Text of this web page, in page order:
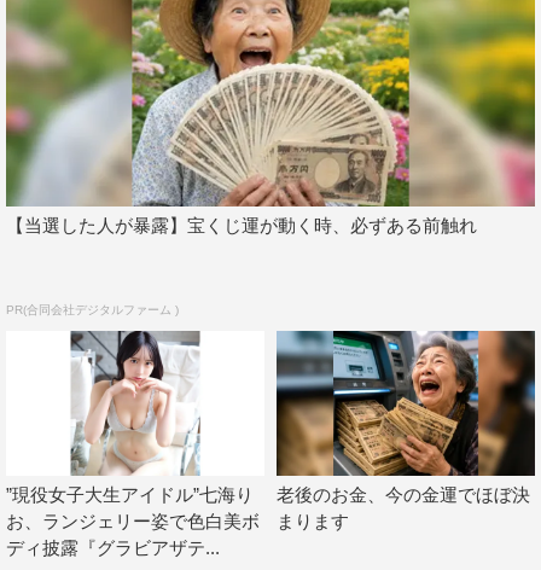
【当選した人が暴露】宝くじ運が動く時、必ずある前触れ
PR(合同会社デジタルファーム )
”現役女子大生アイドル”七海り
お、ランジェリー姿で色白美ボ
ディ披露『グラビアザテ...
老後のお金、今の金運でほぼ決
まります